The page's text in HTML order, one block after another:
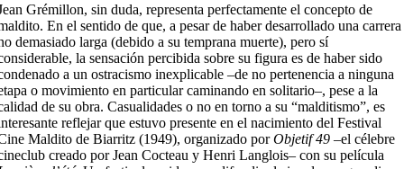
Grémillon, sin duda, representa perfectamente el concepto de
En el sentido de que, a pesar de haber desarrollado una carrera
demasiado larga (debido a su temprana muerte), pero sí
la sensación percibida sobre su figura es de haber sido
a un ostracismo inexplicable –de no pertenencia a ninguna
o movimiento en particular caminando en solitario–, pese a la
de su obra. Casualidades o no en torno a su “malditismo”, es
reflejar que estuvo presente en el nacimiento del Festival
Maldito de Biarritz (1949), organizado porObjetif 49 –el célebre
creado por Jean Cocteau y Henri Langlois– con su película